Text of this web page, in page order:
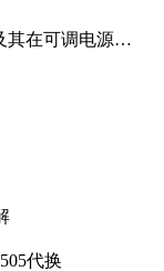
其在可调电源设
代换